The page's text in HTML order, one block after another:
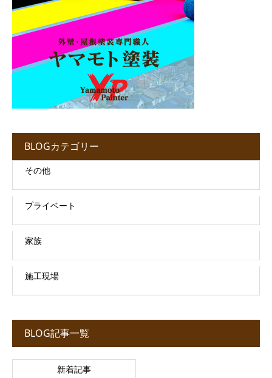
BLOGカテゴリー
その他
プライベート
家族
施工現場
BLOG記事一覧
新着記事